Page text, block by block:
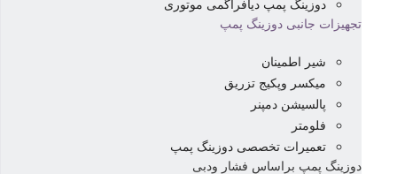
دوزینگ پمپ دیافراگمی موتوری
تجهیزات جانبی دوزینگ پمپ
شیر اطمینان
میکسر وپکیج تزریق
پالسیشن دمپنر
فلومتر
تعمیرات تخصصی دوزینگ پمپ
دوزینگ پمپ براساس فشار ودبی